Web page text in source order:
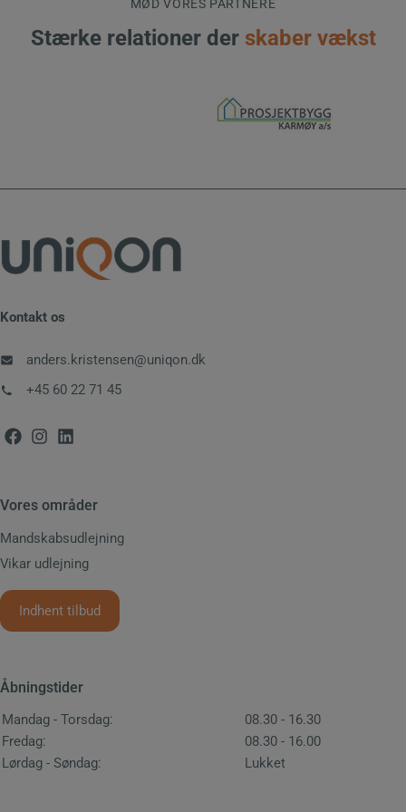
MØD VORES PARTNERE
Stærke relationer der skaber vækst
Kontakt os
anders.kristensen@uniqon.dk
+45 60 22 71 45
Vores områder
Mandskabsudlejning
Vikar udlejning
Indhent tilbud
Åbningstider
Mandag - Torsdag:
08.30 - 16.30
Fredag:
08.30 - 16.00
Lørdag - Søndag:
Lukket